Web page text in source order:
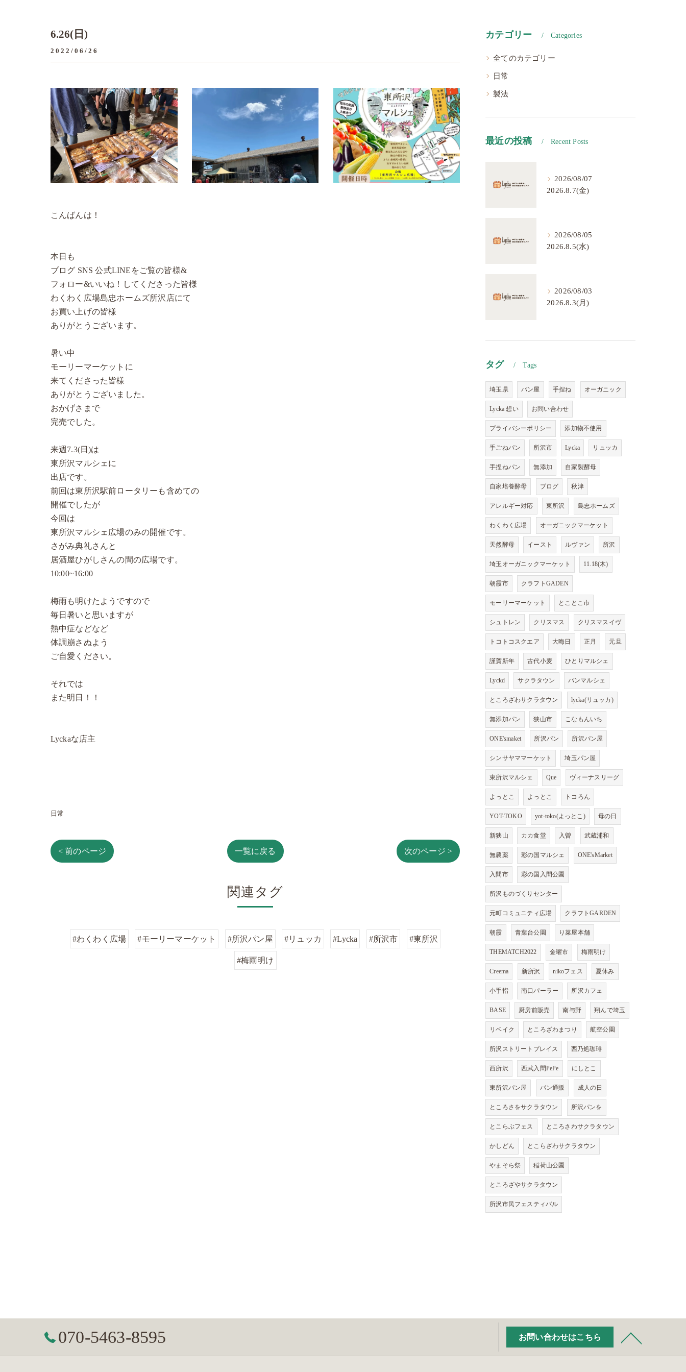
6.26(日)
2022/06/26
こんばんは！
本日も
ブログ SNS 公式LINEをご覧の皆様&
フォロー&いいね！してくださった皆様
わくわく広場島忠ホームズ所沢店にて
お買い上げの皆様
ありがとうございます。
暑い中
モーリーマーケットに
来てくださった皆様
ありがとうございました。
おかげさまで
完売でした。
来週7.3(日)は
東所沢マルシェに
出店です。
前回は東所沢駅前ロータリーも含めての
開催でしたが
今回は
東所沢マルシェ広場のみの開催です。
さがみ典礼さんと
居酒屋ひがしさんの間の広場です。
10:00~16:00
梅雨も明けたようですので
毎日暑いと思いますが
熱中症などなど
体調崩さぬよう
ご自愛ください。
それでは
また明日！！
Lyckaな店主
日常
< 前のページ 一覧に戻る 次のページ >
関連タグ
#わくわく広場 #モーリーマーケット #所沢パン屋 #リュッカ #Lycka #所沢市 #東所沢
#梅雨明け
カテゴリー Categories
全てのカテゴリー
日常
製法
最近の投稿 Recent Posts
2026/08/07
2026.8.7(金)
2026/08/05
2026.8.5(水)
2026/08/03
2026.8.3(月)
タグ Tags
埼玉県 パン屋 手捏ね オーガニック
Lycka 想い お問い合わせ
プライバシーポリシー 添加物不使用
手ごねパン 所沢市 Lycka リュッカ
手捏ねパン 無添加 自家製酵母
自家培養酵母 ブログ 秋津
アレルギー対応 東所沢 島忠ホームズ
わくわく広場 オーガニックマーケット
天然酵母 イースト ルヴァン 所沢
埼玉オーガニックマーケット 11.18(木)
朝霞市 クラフトGADEN
モーリーマーケット とことこ市
シュトレン クリスマス クリスマスイヴ
トコトコスクエア 大晦日 正月 元旦
謹賀新年 古代小麦 ひとりマルシェ
Lyckd サクラタウン パンマルシェ
ところざわサクラタウン lycka(リュッカ)
無添加パン 狭山市 こなもんいち
ONE'smaket 所沢パン 所沢パン屋
シンサヤママーケット 埼玉パン屋
東所沢マルシェ Que ヴィーナスリーグ
よっとこ よっとこ トコろん
YOT-TOKO yot-toko(よっとこ) 母の日
新狭山 カカ食堂 入曽 武蔵浦和
無農薬 彩の国マルシェ ONE'sMarket
入間市 彩の国入間公園
所沢ものづくりセンター
元町コミュニティ広場 クラフトGARDEN
朝霞 青葉台公園 り菜屋本舗
THEMATCH2022 金曜市 梅雨明け
Creema 新所沢 nikoフェス 夏休み
小手指 南口パーラー 所沢カフェ
BASE 厨房前販売 南与野 翔んで埼玉
リベイク ところざわまつり 航空公園
所沢ストリートプレイス 西乃処珈琲
西所沢 西武入間PePe にしとこ
東所沢パン屋 パン通販 成人の日
ところさをサクラタウン 所沢パンを
とこらぶフェス ところさわサクラタウン
かしどん とこらざわサクラタウン
やまそら祭 稲荷山公園
ところざやサクラタウン
所沢市民フェスティバル
070-5463-8595 お問い合わせはこちら